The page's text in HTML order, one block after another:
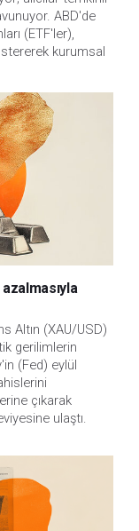
ABD'de
(ETF'ler),
kurumsal
Altın (XAU/USD)
gerilimlerin
(Fed) eylül
çıkarak
ulaştı.